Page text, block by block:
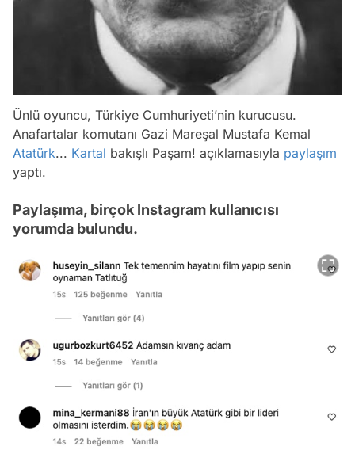
Ünlü oyuncu, Türkiye Cumhuriyeti’nin kurucusu.
Anafartalar komutanı Gazi Mareşal Mustafa Kemal
Atatürk... Kartal bakışlı Paşam! açıklamasıyla paylaşım
yaptı.
Paylaşıma, birçok Instagram kullanıcısı
yorumda bulundu.